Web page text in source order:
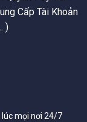
Cấp Tài Khoản
)
lúc mọi nơi 24/7